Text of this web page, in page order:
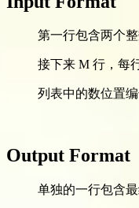
第一行包含两个
接下来 M 行，每
列表中的数位置
Output Format
单独的一行包含